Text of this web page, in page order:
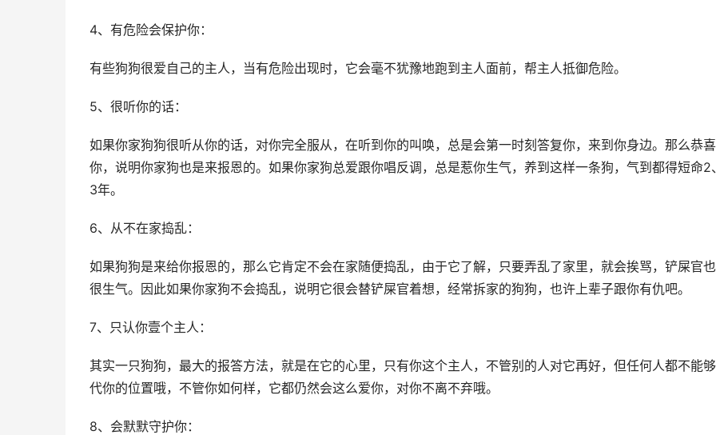
4、有危险会保护你：
有些狗狗很爱自己的主人，当有危险出现时，它会毫不犹豫地跑到主人面前，帮主人抵御危险。
5、很听你的话：
如果你家狗狗很听从你的话，对你完全服从，在听到你的叫唤，总是会第一时刻答复你，来到你身边。那么恭喜
你，说明你家狗也是来报恩的。如果你家狗总爱跟你唱反调，总是惹你生气，养到这样一条狗，气到都得短命2、
3年。
6、从不在家捣乱：
如果狗狗是来给你报恩的，那么它肯定不会在家随便捣乱，由于它了解，只要弄乱了家里，就会挨骂，铲屎官
很生气。因此如果你家狗不会捣乱，说明它很会替铲屎官着想，经常拆家的狗狗，也许上辈子跟你有仇吧。
7、只认你壹个主人：
其实一只狗狗，最大的报答方法，就是在它的心里，只有你这个主人，不管别的人对它再好，但任何人都不能
代你的位置哦，不管你如何样，它都仍然会这么爱你，对你不离不弃哦。
8、会默默守护你：